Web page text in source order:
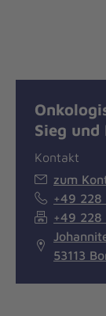
Sieg
Kontakt
zum
+49 228
+49 228
53113